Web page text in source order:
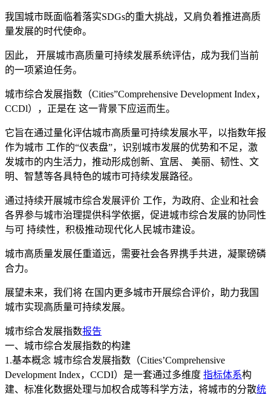
我国城市既面临着落实SDGs的重大挑战，又肩负着推进高质
量发展的时代使命。
因此， 开展城市高质量可持续发展系统评估，成为我们当前
的一项紧迫任务。
城市综合发展指数（Cities”Comprehensive Development Index，
CCDl），正是在 这一背景下应运而生。
它旨在通过量化评估城市高质量可持续发展水平，以指数年报
作为城市 工作的“仪表盘”，识别城市发展的优势和不足，激
发城市的内生活力，推动形成创新、宜居、 美丽、韧性、文
明、智慧等各具特色的城市可持续发展路径。
通过持续开展城市综合发展评价 工作，为政府、企业和社会
各界参与城市治理提供科学依据，促进城市综合发展的协同性
与可 持续性，积极推动现代化人民城市建设。
城市高质量发展任重道远，需要社会各界携手共进，凝聚磅磷
合力。
展望未来，我们将 在国内更多城市开展综合评价，助力我国
城市实现高质量可持续发展。
城市综合发展指数报告
一、城市综合发展指数的构建
1.基本概念 城市综合发展指数（Cities’Comprehensive
Development Index，CCDI）是一套通过多维度 指标体系构
建、标准化数据处理与加权合成等科学方法，将城市的分散统